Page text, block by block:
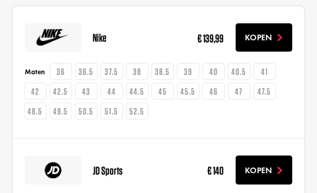
Nike € 139,99 KOPEN
Maten 36 36.5 37.5 38 38.5 39 40 40.5
41
42
42.5 43 44 44.5 45 45.5 46 47
47.5
48.5
49.5 50.5 51.5 52.5
JD Sports € 140 KOPEN